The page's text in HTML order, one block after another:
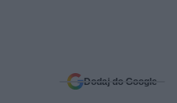
Dodaj do Google